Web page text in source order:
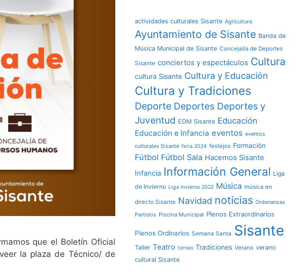
que el Boletín Oficial
la plaza de Técnico/ de
actividades culturales Sisante Agricultura
Ayuntamiento de Sisante Banda de
Música Municipal de Sisante Concejalía de Deportes
Sisante conciertos y espectáculos Cultura
cultura Sisante Cultura y Educación
Cultura y Tradiciones
Deporte Deportes Deportes y
Juventud EDM Sisante Educación
Educación e Infancia eventos eventos
culturales Sisante feria 2024 festejos Formación
Fútbol Fútbol Sala Hacemos Sisante
Infancia Información General Liga
de Invierno Liga Invierno 2022 Música música en
directo Sisante Navidad noticias Ordenanzas
Partidos Piscina Municipal Plenos Extraordinarios
Plenos Ordinarios Semana Santa Sisante
Taller Teatro torneo Tradiciones Verano verano
cultural Sisante